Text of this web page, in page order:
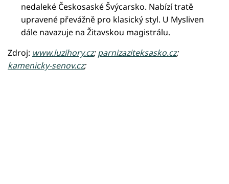
nedaleké Českosaské Švýcarsko. Nabízí tratě
upravené převážně pro klasický styl. U Mysliven
dále navazuje na Žitavskou magistrálu.
Zdroj: www.luzihory.cz;parnizaziteksasko.cz;
kamenicky-senov.cz;